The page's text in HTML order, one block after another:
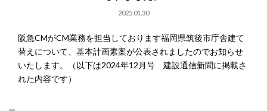
2025.01.30
阪急CMがCM業務を担当しております福岡県筑後市庁舎建て
替えについて、基本計画素案が公表されましたのでお知らせ
いたします。（以下は2024年12月号 建設通信新聞に掲載さ
れた内容です）